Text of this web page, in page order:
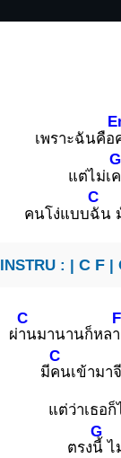
เพราะฉันคือ
แต่ไม่เ
G
คนโง่แบบ
C
ฉัน
INSTRU : |C F |
ผ่
C
านมานานก็หล
F
มี
C
คนเข้ามา
แต่ว่าเธอก็
ตรง
G
นี้ ไ